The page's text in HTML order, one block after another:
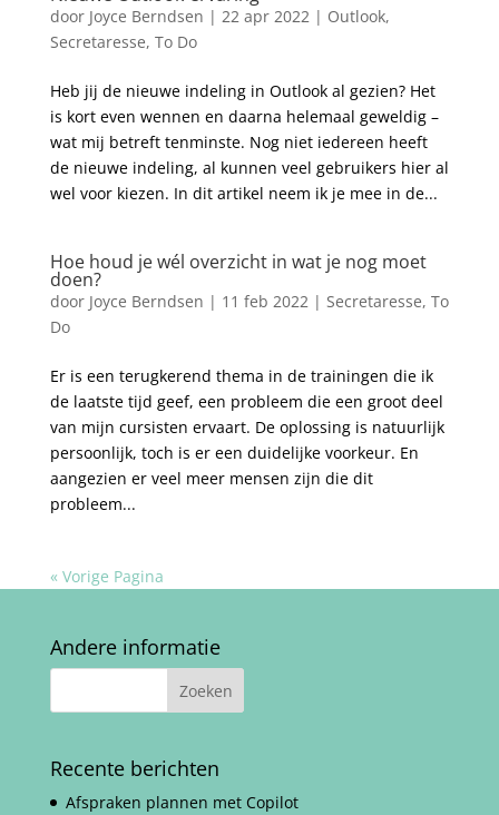
door Joyce Berndsen | 22 apr 2022| Outlook,
Secretaresse, To Do
Heb jij de nieuwe indeling in Outlook al gezien? Het
is kort even wennen en daarna helemaal geweldig –
wat mij betreft tenminste. Nog niet iedereen heeft
de nieuwe indeling, al kunnen veel gebruikers hier al
wel voor kiezen. In dit artikel neem ik je mee in de...
Hoe houd je wél overzicht in wat je nog moet
doen?
door Joyce Berndsen | 11 feb 2022| Secretaresse, To
Do
Er is een terugkerend thema in de trainingen die ik
de laatste tijd geef, een probleem die een groot deel
van mijn cursisten ervaart. De oplossing is natuurlijk
persoonlijk, toch is er een duidelijke voorkeur. En
aangezien er veel meer mensen zijn die dit
probleem...
« Vorige Pagina
Andere informatie
Recente berichten
Afspraken plannen met Copilot